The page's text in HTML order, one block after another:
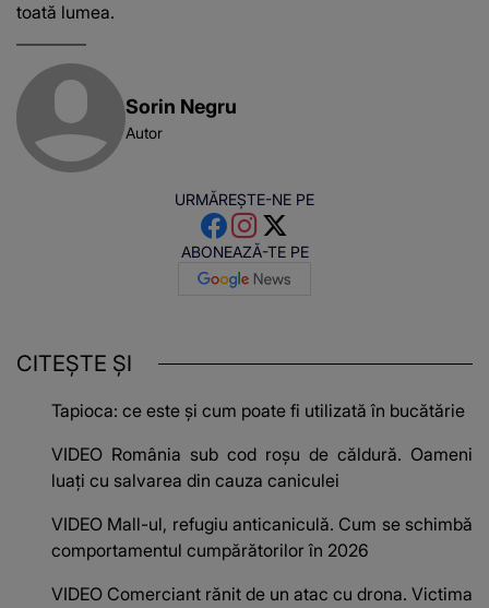
toată lumea.
Sorin Negru
Autor
URMĂREȘTE-NE PE
ABONEAZĂ-TE PE
CITEȘTE ȘI
Tapioca: ce este și cum poate fi utilizată în bucătărie
VIDEO România sub cod roșu de căldură. Oameni
luați cu salvarea din cauza caniculei
VIDEO Mall-ul, refugiu anticaniculă. Cum se schimbă
comportamentul cumpărătorilor în 2026
VIDEO Comerciant rănit de un atac cu drona. Victima